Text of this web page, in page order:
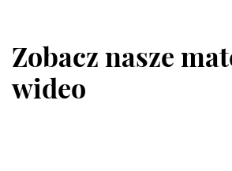
Zobacz nasze
wideo